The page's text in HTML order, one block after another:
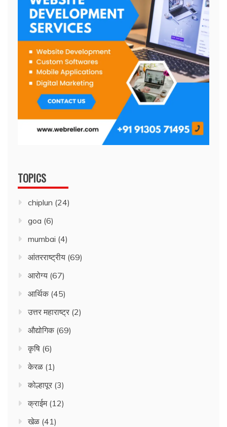
TOPICS
chiplun (24)
goa (6)
mumbai (4)
आंतरराष्ट्रीय (69)
आरोग्य (67)
आर्थिक (45)
उत्तर महाराष्ट्र (2)
औद्योगिक (69)
कृषि (6)
केरळ (1)
कोल्हापूर (3)
क्राईम(12)
खेळ (41)